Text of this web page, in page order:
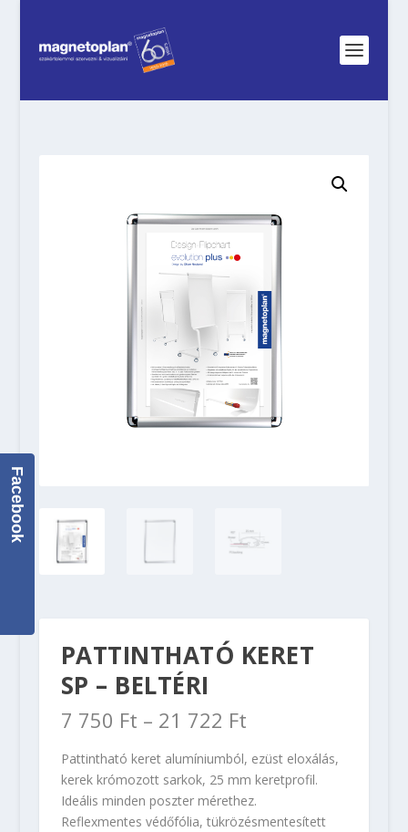
PATTINTHATÓ KERET
SP – BELTÉRI
7 750 Ft – 21 722 Ft
Pattintható keret alumíniumból, ezüst eloxálás,
kerek krómozott sarkok, 25 mm keretprofil.
Ideális minden poszter mérethez.
Reflexmentes védőfólia, tükrözésmentesített
Facebook